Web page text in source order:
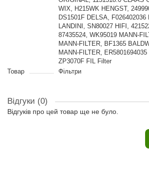
WIX, H215WK HENGST,
DS1501F DELSA, F026402036
LANDINI, SN80027 HIFI,
87435524, WK95019 MANN-
MANN-FILTER, BF1365
MANN-FILTER,
ZP3070F FIL Filter
Товар
Фільтри
Відгуки (0)
Відгуків про цей товар ще не було.